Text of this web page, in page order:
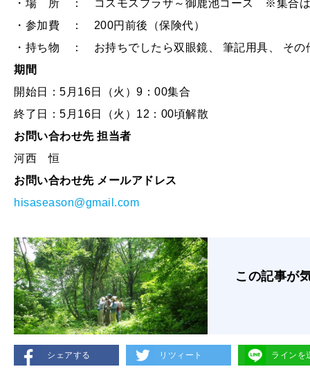
・場 所 ： コスモスプラザ～御鹿池コース ※集合は
・参加費 ： 200円前後（保険代）
・持ち物 ： お持ちでしたら双眼鏡、 筆記用具、 その
期間
開始日：5月16日（火）9：00集合
終了日：5月16日（火）12：00頃解散
お問い合わせ先 担当者
河西 恒
お問い合わせ先 メールアドレス
hisaseason@gmail.com
この記事が
シェアする リツィート ラインを